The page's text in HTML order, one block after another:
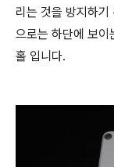
리는 것을 방지하기
으로는 하단에 보이
홀 입니다.